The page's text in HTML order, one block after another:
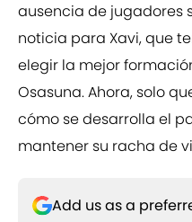
ausencia de jugadores
noticia para Xavi, que
elegir la mejor
Osasuna. Ahora, solo
cómo se desarrolla el
mantener su racha de
Add us as a